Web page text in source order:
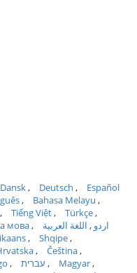
Dansk Deutsch
Español
Bahasa Melayu
Tiếng Việt
Türkçe
мова اردو
اللغة العربية
Shqipe
Čeština
עברית
Magyar